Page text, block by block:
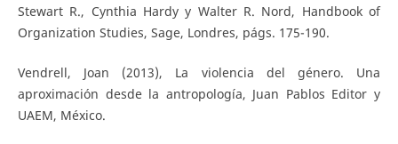
Stewart R., Cynthia Hardy y Walter R. Nord, Handbook of
Organization Studies, Sage, Londres, págs. 175-190.
Vendrell, Joan (2013), La violencia del género. Una
aproximación desde la antropología, Juan Pablos Editor y
UAEM, México.